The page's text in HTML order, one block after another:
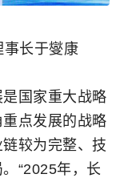
事长于燮康
国家重大战略
点发展的战略
较为完整、技
“2025年，长